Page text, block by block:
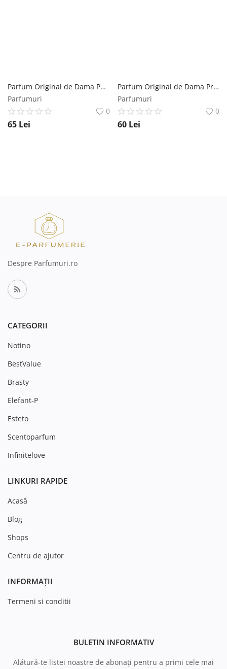
Parfum Original de Dama Parfen Divin Florgarden PFN931, 30 ml Florgarden
Parfumuri
0
65 Lei
Parfum Original de Dama Pretty Lady Rose Garden EDP Florgarden, 50 ml Florgarden
Parfumuri
0
60 Lei
Despre Parfumuri.ro
CATEGORII
Notino
BestValue
Brasty
Elefant-P
Esteto
Scentoparfum
Infinitelove
LINKURI RAPIDE
Acasă
Blog
Shops
Centru de ajutor
INFORMAȚII
Termeni si conditii
BULETIN INFORMATIV
Alătură-te listei noastre de abonați pentru a primi cele mai